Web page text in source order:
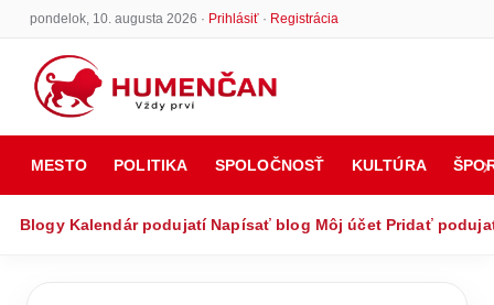
pondelok, 10. augusta 2026 · Prihlásiť· Registrácia
MESTO POLITIKA SPOLOČNOSŤ KULTÚRA
Blogy Kalendár podujatí Napísať blog Môj účet Pridať